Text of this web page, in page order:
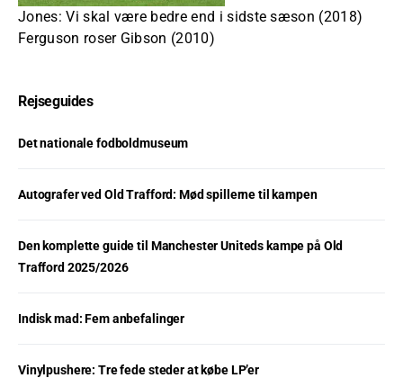
Jones: Vi skal være bedre end i sidste sæson (2018)
Ferguson roser Gibson (2010)
Rejseguides
Det nationale fodboldmuseum
Autografer ved Old Trafford: Mød spillerne til kampen
Den komplette guide til Manchester Uniteds kampe på Old
Trafford 2025/2026
Indisk mad: Fem anbefalinger
Vinylpushere: Tre fede steder at købe LP’er